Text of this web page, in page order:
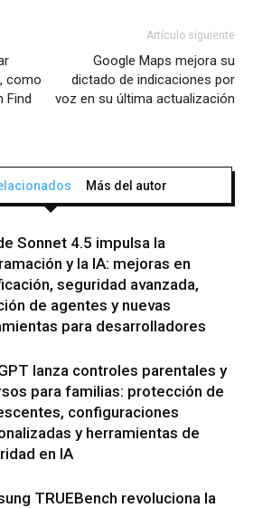
como
Find
Artículo siguiente
Google Maps mejora su
dictado de indicaciones por
voz en su última actualización
Más del autor
Sonnet 4.5 impulsa la
y la IA: mejoras en
seguridad avanzada,
de agentes y nuevas
para desarrolladores
lanza controles parentales y
para familias: protección de
configuraciones
y herramientas de
en IA
TRUEBench revoluciona la